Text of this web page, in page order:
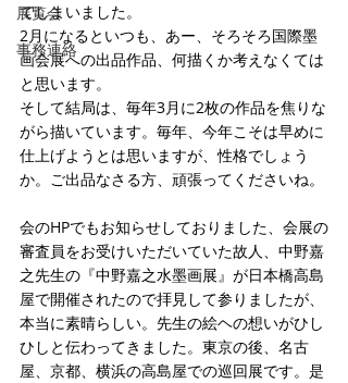
展覧会
事務連絡
てしまいました。
2月になるといつも、あー、そろそろ国際墨
画会展への出品作品、何描くか考えなくては
と思います。
そして結局は、毎年3月に2枚の作品を焦りな
がら描いています。毎年、今年こそは早めに
仕上げようとは思いますが、性格でしょう
か。ご出品なさる方、頑張ってくださいね。
会のHPでもお知らせしておりました、会展の
審査員をお受けいただいていた故人、中野嘉
之先生の『中野嘉之水墨画展』が日本橋高島
屋で開催されたので拝見して参りましたが、
本当に素晴らしい。先生の絵ヘの想いがひし
ひしと伝わってきました。東京の後、名古
屋、京都、横浜の高島屋での巡回展です。是